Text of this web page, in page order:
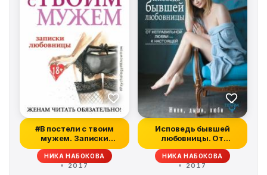
#В постели с твоим
мужем. Записки
любовницы. Женам...
НИКА НАБОКОВА
2017
Исповедь бывшей
любовницы. От
неправильной любви
–...
НИКА НАБОКОВА
2017